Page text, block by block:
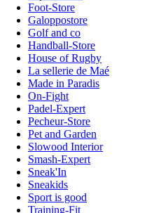
Foot-Store
Galoppostore
Golf and co
Handball-Store
House of Rugby
La sellerie de Maé
Made in Paradis
On-Fight
Padel-Expert
Pecheur-Store
Pet and Garden
Slowood Interior
Smash-Expert
Sneak'In
Sneakids
Sport is good
Training-Fit